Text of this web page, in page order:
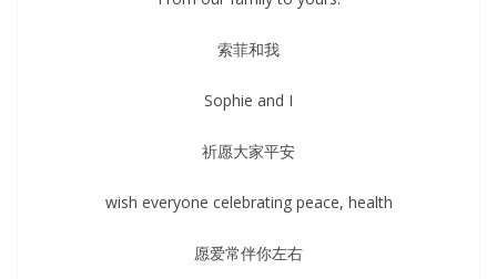
索菲和我
Sophie and I
祈愿大家平安
wish everyone celebrating peace, health
愿爱常伴你左右